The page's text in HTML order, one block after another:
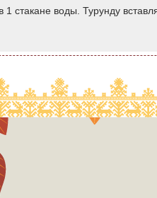
1 стакане воды. Турунду